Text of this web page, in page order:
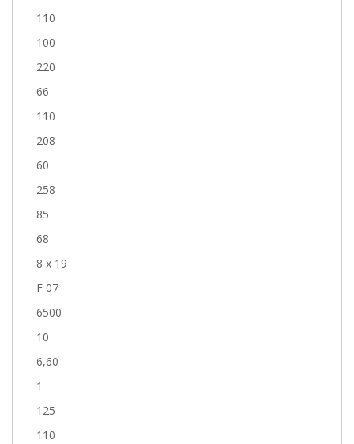
110
100
220
66
110
208
60
258
85
68
8 x 19
F 07
6500
10
6,60
1
125
110